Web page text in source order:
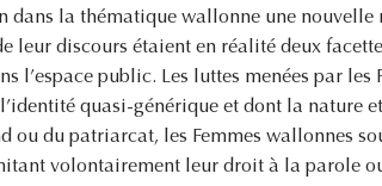
dans la thématique wallonne une nouvelle
leur discours étaient en réalité deux
l’espace public. Les luttes menées par
quasi-générique et dont la nature
ou du patriarcat, les Femmes wallonnes
volontairement leur droit à la parole